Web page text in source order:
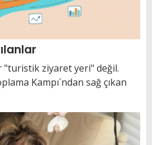
ziyaret yeri" değil.
Kampı´ndan sağ çıkan